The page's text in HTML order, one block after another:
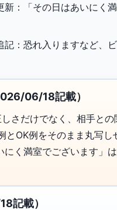
：「その日はあいにく
：恐れ入りますなど、
06/18記載）
さだけでなく、相手と
とOK例をそのまま丸写
にく満室でございます」
記載）